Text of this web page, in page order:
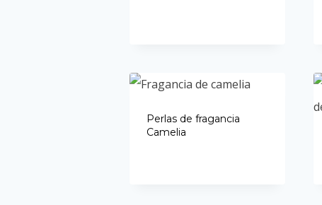
Perlas de fragancia
Camelia